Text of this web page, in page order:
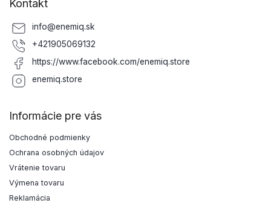
Kontakt
info@enemiq.sk
+421905069132
https://www.facebook.com/enemiq.store
enemiq.store
Informácie pre vás
Obchodné podmienky
Ochrana osobných údajov
Vrátenie tovaru
Výmena tovaru
Reklamácia